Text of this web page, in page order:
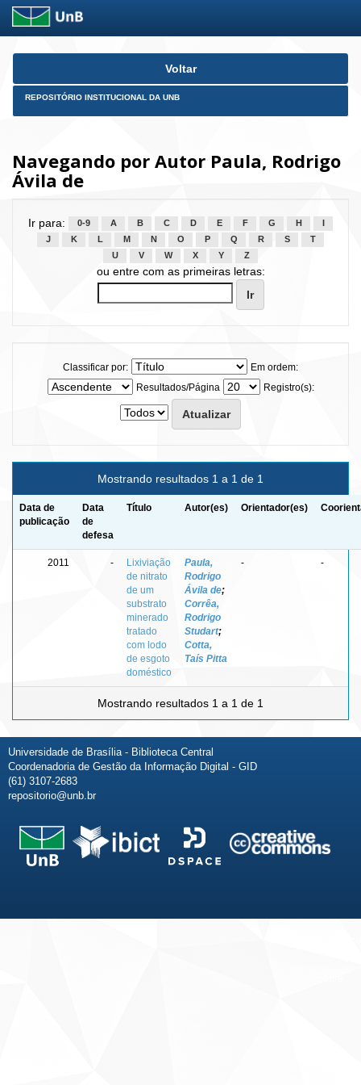
Skip
Voltar
REPOSITÓRIO INSTITUCIONAL DA UNB
Navegando por Autor Paula, Rodrigo
Ávila de
Ir para: 0-9 A B C D E F G H
J
K L M N O P Q R S
T
U
V W X Y Z
ou entre com as primeiras letras:
Classificar por:
Em ordem:
Resultados/Página
Registro(s):
Mostrando resultados 1 a 1 de 1
Data de
publicação
Data
de
defesa
Título Autor(es) Orientador(es)
2011 -
Lixiviação
de nitrato
de um
substrato
minerado
tratado
com lodo
de esgoto
doméstico
Paula,
Rodrigo
Ávila de;
Corrêa,
Rodrigo
Studart;
Cotta,
Taís Pitta
- -
Mostrando resultados 1 a 1 de 1
Universidade de Brasília - Biblioteca Central
Coordenadoria de Gestão da Informação Digital - GID
(61) 3107-2683
repositorio@unb.br